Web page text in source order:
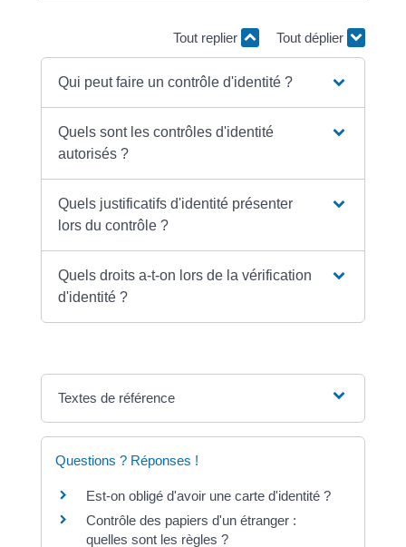
Tout replier Tout déplier
Qui peut faire un contrôle d'identité ?
Quels sont les contrôles d'identité
autorisés ?
Quels justificatifs d'identité présenter
lors du contrôle ?
Quels droits a-t-on lors de la vérification
d'identité ?
Textes de référence
Questions ? Réponses !
Est-on obligé d'avoir une carte d'identité ?
Contrôle des papiers d'un étranger :
quelles sont les règles ?